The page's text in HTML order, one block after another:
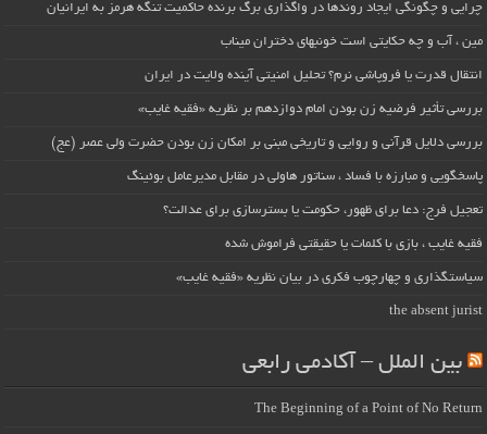
چرایی و چگونگی ایجاد روندها در واگذاری برگ برنده حاکمیت تنگه هرمز به ایرانیان
مین ، آب و چه حکایتی است خونبهای دختران میناب
انتقال قدرت یا فروپاشی نرم؟ تحلیل امنیتی آینده ولایت در ایران
بررسی تأثیر فرضیه زن بودن امام دوازدهم بر نظریه «فقیه غایب»
بررسی دلایل قرآنی و روایی و تاریخی مبنی بر امکان زن بودن حضرت ولی عصر (عج)
پاسخگویی و مبارزه با فساد ، سناتور هاولی در مقابل مدیرعامل بوئینگ
تعجیل فرج: دعا برای ظهور، حکومت یا بسترسازی برای عدالت؟
فقیه غایب ، بازی با کلمات یا حقیقتی فراموش شده
سیاستگذاری و چهارچوب فکری در بیان نظریه «فقیه غایب»
the absent jurist
بین الملل – آکادمی رابعی
The Beginning of a Point of No Return